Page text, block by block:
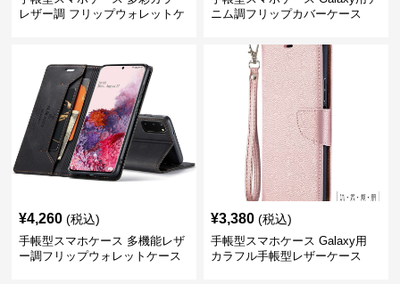
レザー調 フリップウォレットケ
ニム調フリップカバーケース
¥4,260 (税込)
手帳型スマホケース 多機能レザ
ー調フリップウォレットケース
¥3,380 (税込)
手帳型スマホケース Galaxy用
カラフル手帳型レザーケース